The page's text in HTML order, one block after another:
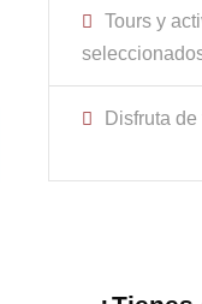
Tours y
Disfruta